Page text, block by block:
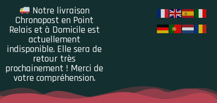
Notre livraison
Chronopost en Point
Relais et à Domicile est
actuellement
indisponible. Elle sera de
retour très
prochainement ! Merci de
votre compréhension.